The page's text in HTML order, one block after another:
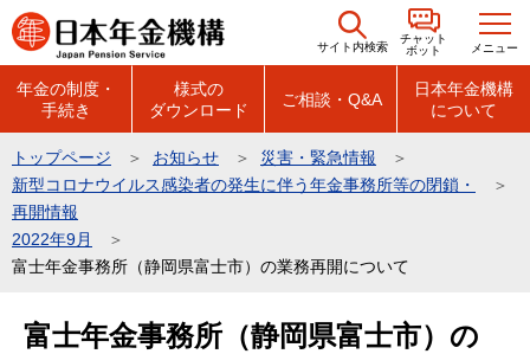
こ
の
の
先
頭
で
サイト内検索
チャット
ボット
メニュー
年金の制度・
手続き
様式の
ダウンロード
ご相談・Q&A
日本年金機構
について
トップページ お知らせ
災害・緊急情報
新型コロナウイルス感染者の発生に伴う年金事務所等の閉鎖・
再開情報
2022年9月
富士年金事務所（静岡県富士市）の業務再開について
富士年金事務所（静岡県富士市）の